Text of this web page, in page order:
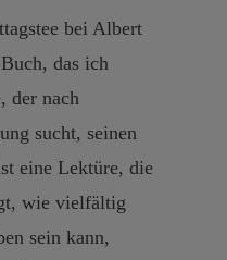
bei Albert
das ich
der nach
sucht, seinen
eine Lektüre, die
wie vielfältig
sein kann,